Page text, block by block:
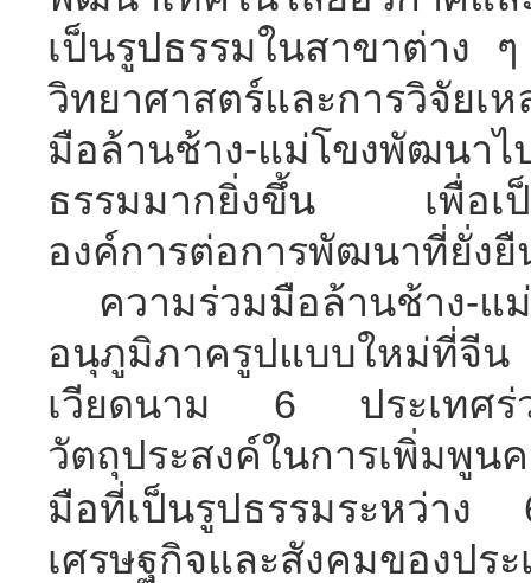
เป็นรูปธรรมในสาขาต่าง
วิทยาศาสตร์และการวิจัยเ
มือล้านช้าง-แม่โขงพัฒนาไ
ธรรมมากยิ่งขึ้น เพื่อเป็น
องค์การต่อการพัฒนาที่ยั่ง
ความร่วมมือล้านช้าง-แ
อนุภูมิภาครูปแบบใหม่ที่จีน
เวียดนาม 6 ประเทศ
วัตถุประสงค์ในการเพิ่มพู
มือที่เป็นรูปธรรมระหว่าง
เศรษฐกิจและสังคมของป